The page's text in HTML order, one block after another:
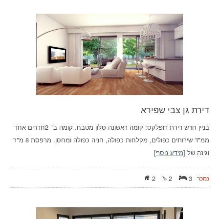
דירת גן צבי שפירא
בניין חדש דירת דופלקס: קומה ראשונה סלון מטבח. קומה ב' 2חדרים אחד
ממ"ד שירותים כפולים, מקלחות כפולה, חניה כפולה ומחסן. מרפסת 8 מ"ר
וגינה של [מידע נוסף]
3
2
2 נמכר